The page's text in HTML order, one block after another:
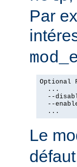
Par
Optional
  ...
--
--
  ...
Le